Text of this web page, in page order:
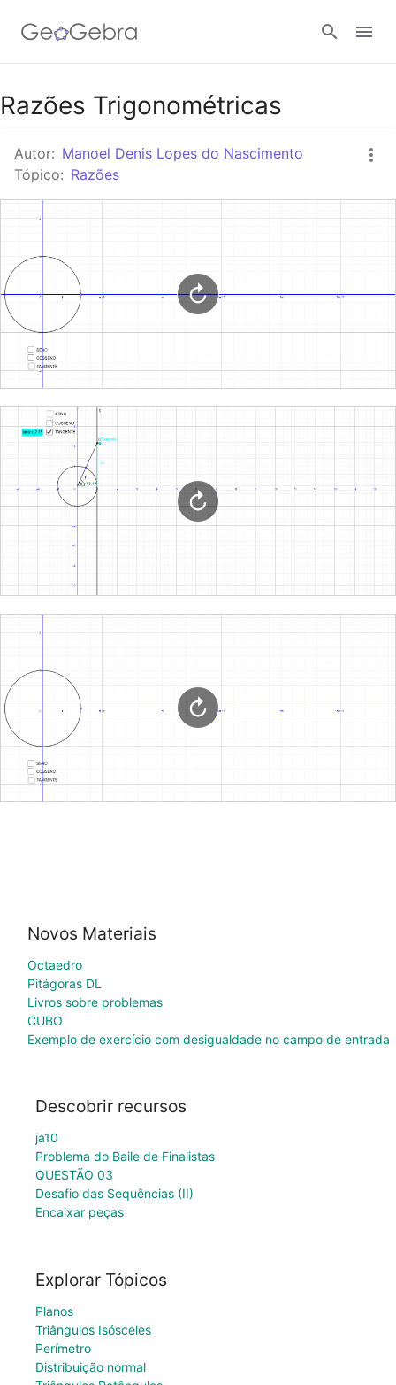
Google Classroom
Tarefa
Razões Trigonométricas
Autor: Manoel Denis Lopes do Nascimento
Tópico: Razões
Novos Materiais
Octaedro
Pitágoras DL
Livros sobre problemas
CUBO
Exemplo de exercício com desigualdade no campo de entrada
Descobrir recursos
ja10
Problema do Baile de Finalistas
QUESTÃO 03
Desafio das Sequências (II)
Encaixar peças
Explorar Tópicos
Planos
Triângulos Isósceles
Perímetro
Distribuição normal